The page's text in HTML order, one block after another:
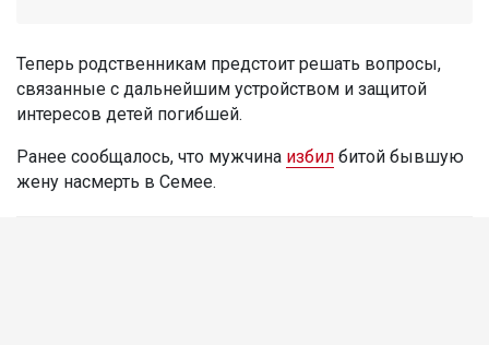
Теперь родственникам предстоит решать вопросы,
связанные с дальнейшим устройством и защитой
интересов детей погибшей.
Ранее сообщалось, что мужчина избил битой бывшую
жену насмерть в Семее.